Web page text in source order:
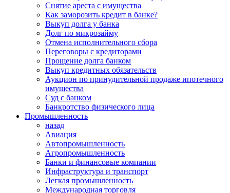
Снятие ареста с имущества
Как заморозить кредит в банке?
Выкуп долга у банка
Долг по микрозайму
Отмена исполнительного сбора
Переговоры с кредиторами
Прощение долга банком
Выкуп кредитных обязательств
Аукцион по принудительной продаже ипотечного
имущества
Суд с банком
Банкротство физического лица
Промышленность
назад
Авиация
Автопромышленность
Агропромышленность
Банки и финансовые компании
Инфраструктура и транспорт
Легкая промышленность
Международная торговля